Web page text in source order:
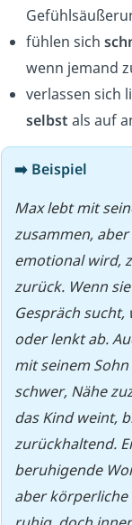
fühlen sich
wenn jemand
verlassen sich
selbst als auf
➡️ Beispiel
Max lebt mit
zusammen,
emotional wird,
zurück. Wenn
Gespräch sucht,
oder lenkt ab.
mit seinem
schwer, Nähe
das Kind weint,
zurückhaltend.
beruhigende
aber körperliche